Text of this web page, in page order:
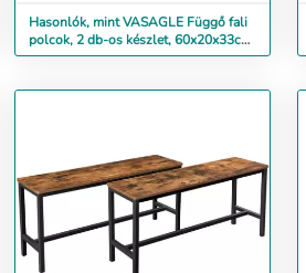
Hasonlók, mint VASAGLE Függő fali
polcok, 2 db-os készlet, 60x20x33cm,
ipari stí...